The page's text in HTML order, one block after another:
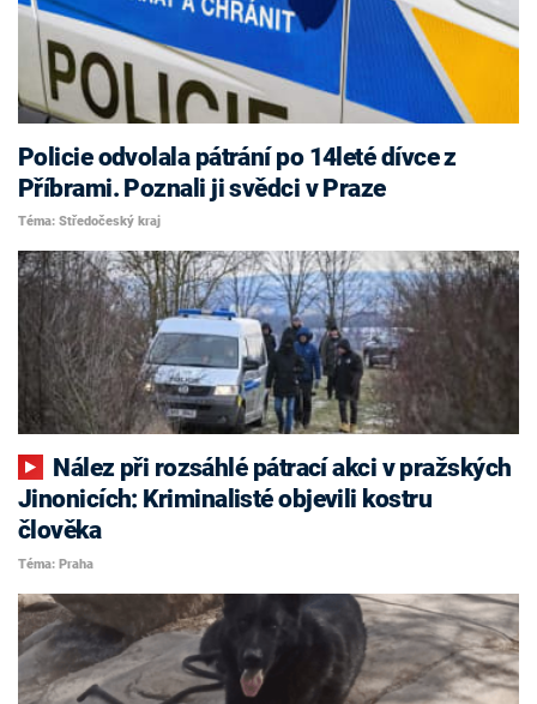
Policie odvolala pátrání po 14leté dívce z
Příbrami. Poznali ji svědci v Praze
Téma: Středočeský kraj
Jinonicích: Kriminalisté objevili kostru
člověka
Téma: Praha